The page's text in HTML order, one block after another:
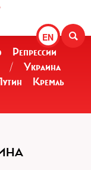
EN
Репрессии
/
Украина
Кремль